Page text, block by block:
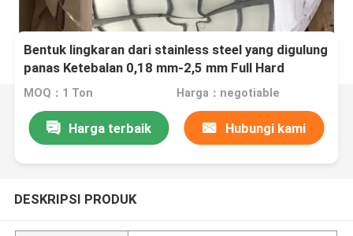
Bentuk lingkaran dari stainless steel yang digulung
panas Ketebalan 0,18 mm-2,5 mm Full Hard
MOQ：1 Ton Harga：negotiable
Harga terbaik Hubungi kami
DESKRIPSI PRODUK